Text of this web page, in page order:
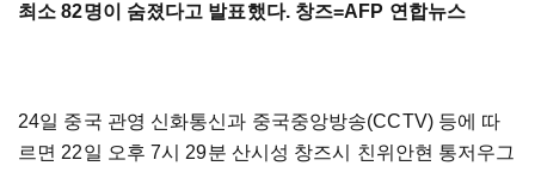
최소 82명이 숨졌다고 발표했다. 창즈=AFP 연합뉴스
24일 중국 관영 신화통신과 중국중앙방송(CCTV) 등에 따
르면 22일 오후 7시 29분 산시성 창즈시 친위안현 통저우그